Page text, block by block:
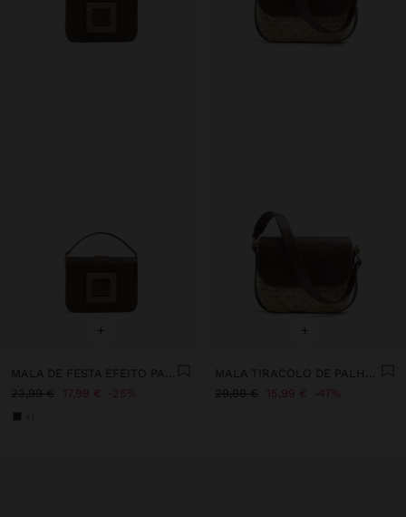
+
MALA DE FESTA EFEITO PALHA COM ABA
23,99 €
17,99 € 25%
+
MALA TIRACOLO DE PALHA COM ABA
29,99 €
15,99 € 47%